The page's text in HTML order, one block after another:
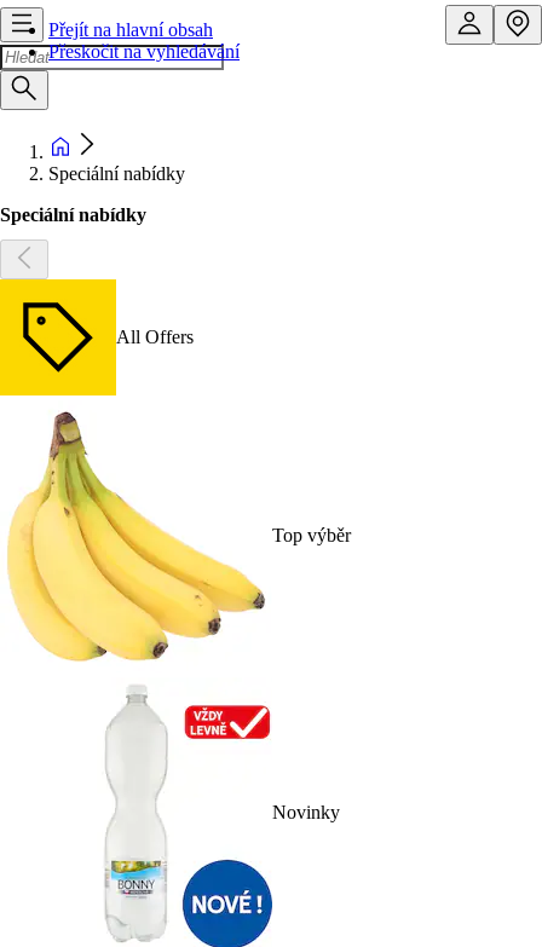
Přejít na hlavní obsah
Přeskočit na vyhledávání
Speciální nabídky
Speciální nabídky
All Offers
Top výběr
Novinky